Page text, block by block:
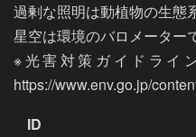
過剰な照明は動植物の生態
星空は環境のバロメーター
※光害対策ガイドライ
https://www.env.go.jp/
ID